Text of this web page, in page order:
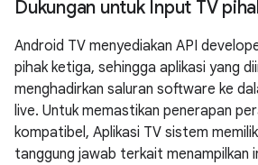
Dukungan untuk Input TV
Android TV menyediakan API
pihak ketiga, sehingga aplikasi yang
menghadirkan saluran software ke
live. Untuk memastikan penerapan
kompatibel, Aplikasi TV sistem
tanggung jawab terkait menampilkan